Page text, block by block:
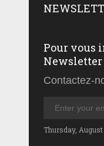
Pour vous
Newsletter
Contactez-
Thursday, August